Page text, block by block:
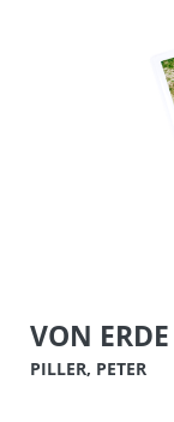
VON
PILLER, PETER